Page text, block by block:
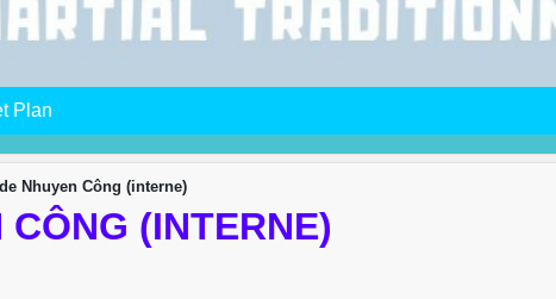
Plan
Nhuyen Công (interne)
(INTERNE)